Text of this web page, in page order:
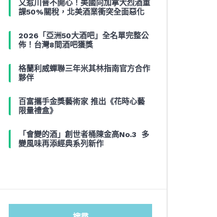
又惹川普不開心！美國向加拿大烈酒重
課50%關稅，北美酒業衝突全面惡化
2026「亞洲50大酒吧」全名單完整公
佈！台灣8間酒吧獲獎
格蘭利威蟬聯三年米其林指南官方合作
夥伴
百富攜手金獎藝術家 推出《花時心藝
限量禮盒》
「會變的酒」創世者桶陳金高No.3 多
變風味再添經典系列新作